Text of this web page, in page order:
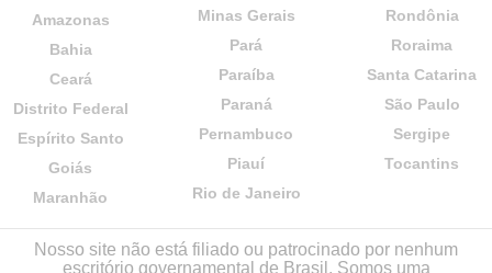
Amazonas
Bahia
Ceará
Distrito Federal
Espírito Santo
Goiás
Maranhão
Minas Gerais
Pará
Paraíba
Paraná
Pernambuco
Piauí
Rio de Janeiro
Rondônia
Roraima
Santa Catarina
São Paulo
Sergipe
Tocantins
Nosso site não está filiado ou patrocinado por nenhum
escritório governamental de Brasil. Somos uma